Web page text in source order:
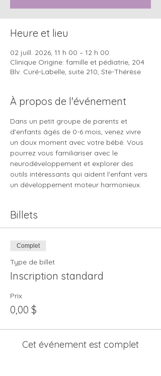
Heure et lieu
02 juill. 2026, 11 h 00 – 12 h 00
Clinique Origine: famille et pédiatrie, 204
Blv. Curé-Labelle, suite 210, Ste-Thérèse
À propos de l'événement
Dans un petit groupe de parents et
d'enfants âgés de 0-6 mois, venez vivre
un doux moment avec votre bébé. Vous
pourrez vous familiariser avec le
neurodéveloppement et explorer des
outils intéressants qui aident l'enfant vers
un développement moteur harmonieux.
Billets
Complet
Type de billet
Inscription standard
Prix
0,00 $
Cet événement est complet